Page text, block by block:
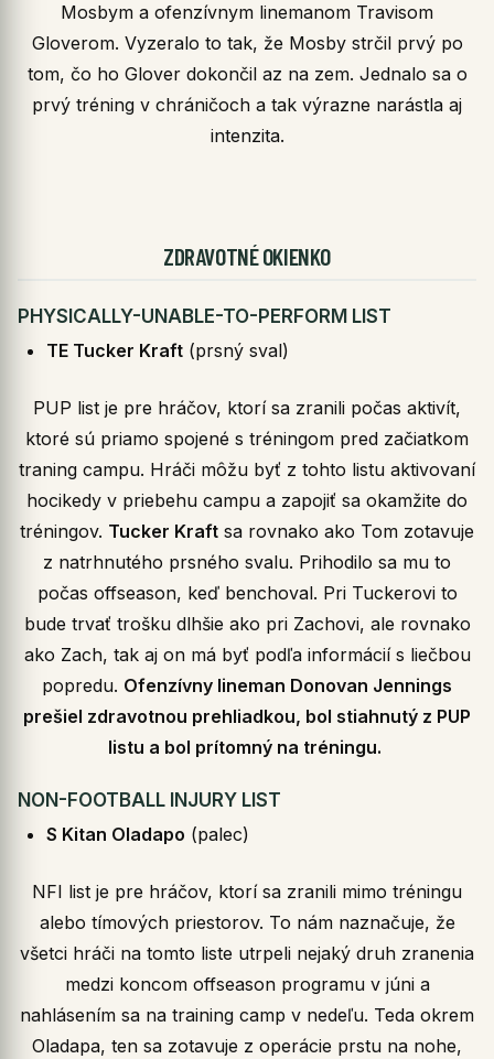
Mosbym a ofenzívnym linemanom Travisom
Gloverom. Vyzeralo to tak, že Mosby strčil prvý po
tom, čo ho Glover dokončil az na zem. Jednalo sa o
prvý tréning v chráničoch a tak výrazne narástla aj
intenzita.
ZDRAVOTNÉ OKIENKO
PHYSICALLY-UNABLE-TO-PERFORM LIST
TE Tucker Kraft(prsný sval)
PUP list je pre hráčov, ktorí sa zranili počas aktivít,
ktoré sú priamo spojené s tréningom pred začiatkom
traning campu. Hráči môžu byť z tohto listu aktivovaní
hocikedy v priebehu campu a zapojiť sa okamžite do
tréningov. Tucker Kraft sa rovnako ako Tom zotavuje
z natrhnutého prsného svalu. Prihodilo sa mu to
počas offseason, keď benchoval. Pri Tuckerovi to
bude trvať trošku dlhšie ako pri Zachovi, ale rovnako
ako Zach, tak aj on má byť podľa informácií s liečbou
popredu. Ofenzívny lineman Donovan Jennings
prešiel zdravotnou prehliadkou, bol stiahnutý z PUP
listu a bol prítomný na tréningu.
NON-FOOTBALL INJURY LIST
S Kitan Oladapo (palec)
NFI list je pre hráčov, ktorí sa zranili mimo tréningu
alebo tímových priestorov. To nám naznačuje, že
všetci hráči na tomto liste utrpeli nejaký druh zranenia
medzi koncom offseason programu v júni a
nahlásením sa na training camp v nedeľu. Teda okrem
Oladapa, ten sa zotavuje z operácie prstu na nohe,